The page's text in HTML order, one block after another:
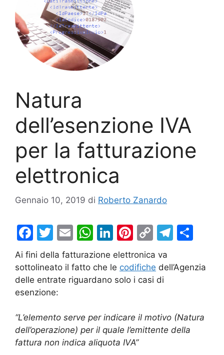
Natura
dell’esenzione IVA
per la fatturazione
elettronica
Gennaio 10, 2019 di Roberto Zanardo
F
a
c
e
b
o
o
k
T
w
itt
er
E
m
ai
l
W
h
at
s
p
p
Li
n
k
e
n
Pi
nt
er
e
C
o
p
y
n
k
T
e
m
n
di
Ai fini della fatturazione elettronica va
sottolineato il fatto che le codifiche dell’Agenzia
delle entrate riguardano solo i casi di
esenzione:
“L’elemento serve per indicare il motivo (Natura
dell’operazione) per il quale l’emittente della
fattura non indica aliquota IVA”